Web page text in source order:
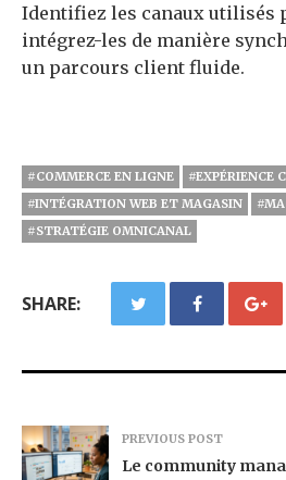
Identifiez les canaux utilisés
intégrez-les de manière
un parcours client fluide.
#COMMERCE EN LIGNE
#EXPÉRIENCE
#INTÉGRATION WEB ET MAGASIN
#STRATÉGIE OMNICANAL
SHARE:
PREVIOUS POST
Le community